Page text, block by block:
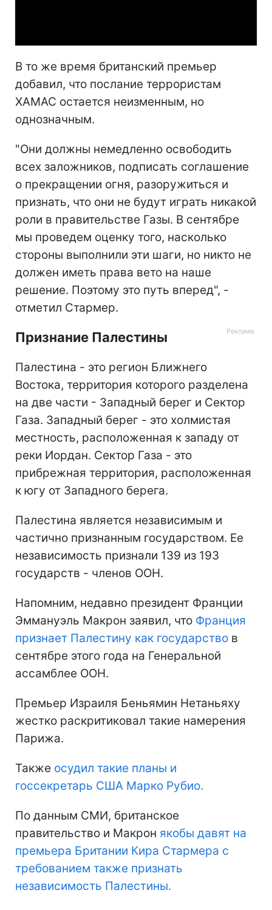
В то же время британский премьер
добавил, что послание террористам
ХАМАС остается неизменным, но
однозначным.
"Они должны немедленно освободить
всех заложников, подписать соглашение
о прекращении огня, разоружиться и
признать, что они не будут играть никакой
роли в правительстве Газы. В сентябре
мы проведем оценку того, насколько
стороны выполнили эти шаги, но никто не
должен иметь права вето на наше
решение. Поэтому это путь вперед", -
отметил Стармер.
Признание Палестины
Палестина - это регион Ближнего
Востока, территория которого разделена
на две части - Западный берег и Сектор
Газа. Западный берег - это холмистая
местность, расположенная к западу от
реки Иордан. Сектор Газа - это
прибрежная территория, расположенная
к югу от Западного берега.
Палестина является независимым и
частично признанным государством. Ее
независимость признали 139 из 193
государств - членов ООН.
Напомним, недавно президент Франции
Эммануэль Макрон заявил, что Франция
признает Палестину как государство в
сентябре этого года на Генеральной
ассамблее ООН.
Премьер Израиля Беньямин Нетаньяху
жестко раскритиковал такие намерения
Парижа.
Также осудил такие планы и
госсекретарь США Марко Рубио.
По данным СМИ, британское
правительство и Макрон якобы давят на
премьера Британии Кира Стармера с
требованием также признать
независимость Палестины.